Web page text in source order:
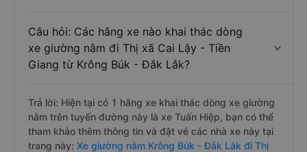
Câu hỏi: Các hãng xe nào khai thác dòng
xe giường nằm đi Thị xã Cai Lậy - Tiền
Giang từ Krông Búk - Đắk Lắk?
Trả lời: Hiện tại có 1 hãng xe khai thác dòng xe giường
nằm trên tuyến đường này là xe Tuấn Hiệp, bạn có thể
tham khảo thêm thông tin và đặt vé các nhà xe này tại
trang này: Xe giường nằm Krông Búk - Đắk Lắk đi Thị